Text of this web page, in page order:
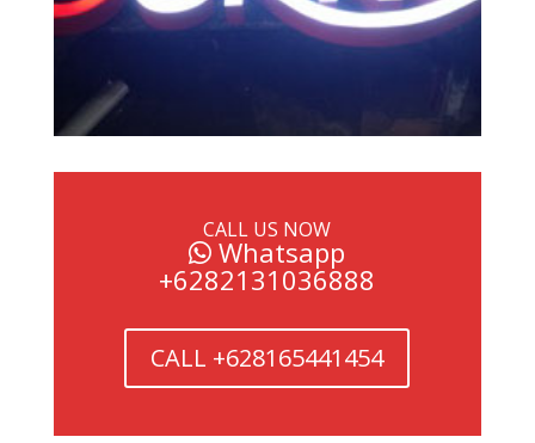
CALL US NOW
Whatsapp
+6282131036888
CALL +628165441454